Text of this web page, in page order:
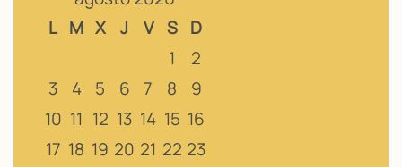
L M X J V S D
1
2
3
4 5 6 7 8
9
10 11 12 13 14 15 16
17 18 19 20 21 22 23